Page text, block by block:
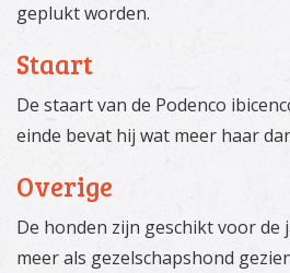
geplukt worden.
Staart
De staart van de Podenco
einde bevat hij wat meer haar
Overige
De honden zijn geschikt voor de
meer als gezelschapshond